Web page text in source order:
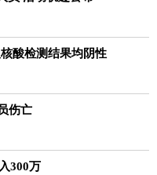
酸检测结果均阴性
伤亡
300万